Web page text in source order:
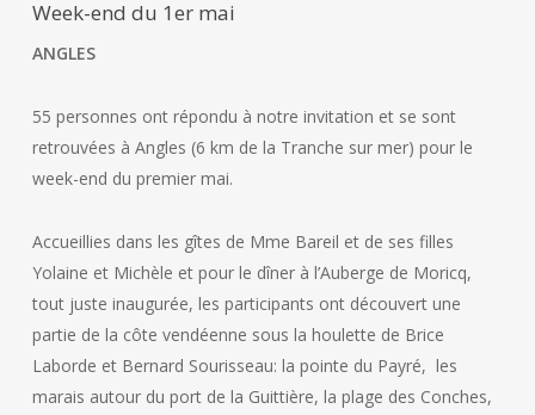
Week-end du 1er mai
ANGLES
55 personnes ont répondu à notre invitation et se sont
retrouvées à Angles (6 km de la Tranche sur mer) pour le
week-end du premier mai.
Accueillies dans les gîtes de Mme Bareil et de ses filles
Yolaine et Michèle et pour le dîner à l’Auberge de Moricq,
tout juste inaugurée, les participants ont découvert une
partie de la côte vendéenne sous la houlette de Brice
Laborde et Bernard Sourisseau: la pointe du Payré, les
marais autour du port de la Guittière, la plage des Conches,